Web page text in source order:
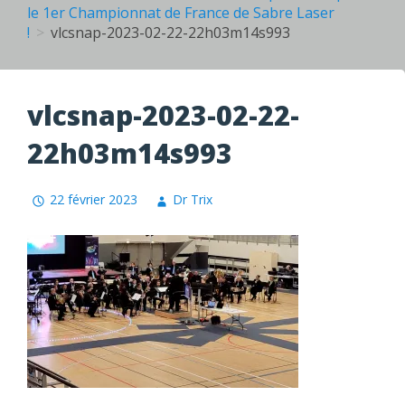
le 1er Championnat de France de Sabre Laser
!
vlcsnap-2023-02-22-22h03m14s993
vlcsnap-2023-02-22-
22h03m14s993
22 février 2023 Dr Trix